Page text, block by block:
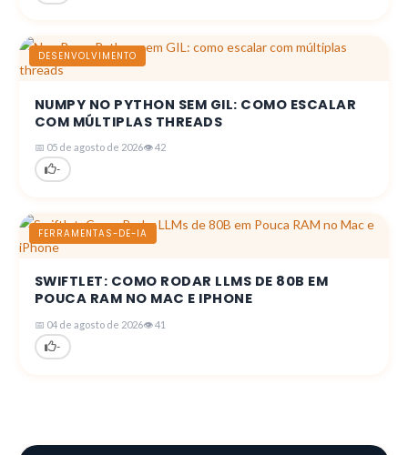
DESENVOLVIMENTO
NUMPY NO PYTHON SEM GIL: COMO ESCALAR
COM MÚLTIPLAS THREADS
📅 05 de agosto de 2026👁 42
-
FERRAMENTAS-DE-IA
SWIFTLET: COMO RODAR LLMS DE 80B EM
POUCA RAM NO MAC E IPHONE
📅 04 de agosto de 2026👁 41
-